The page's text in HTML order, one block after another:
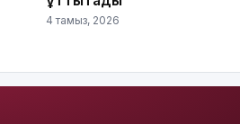
4 тамыз, 2026